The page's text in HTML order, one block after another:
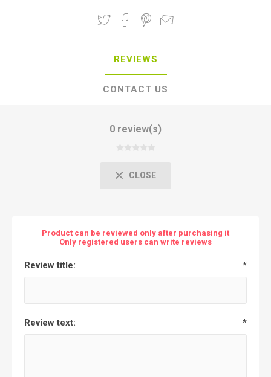
REVIEWS
CONTACT US
0 review(s)
CLOSE
Product can be reviewed only after purchasing it
Only registered users can write reviews
Review title: *
Review text: *